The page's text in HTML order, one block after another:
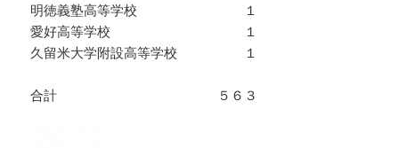
明徳義塾高等学校 １
愛好高等学校 １
久留米大学附設高等学校 １
合計 ５６３